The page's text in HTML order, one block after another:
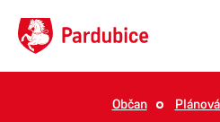
Občan